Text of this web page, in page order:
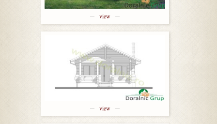
view
view